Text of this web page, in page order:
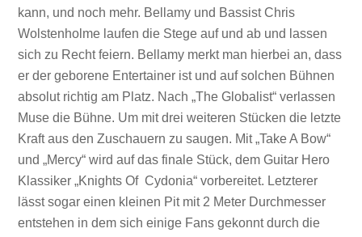
kann, und noch mehr. Bellamy und Bassist Chris
Wolstenholme laufen die Stege auf und ab und lassen
sich zu Recht feiern. Bellamy merkt man hierbei an, dass
er der geborene Entertainer ist und auf solchen Bühnen
absolut richtig am Platz. Nach „The Globalist“ verlassen
Muse die Bühne. Um mit drei weiteren Stücken die letzte
Kraft aus den Zuschauern zu saugen. Mit „Take A Bow“
und „Mercy“ wird auf das finale Stück, dem Guitar Hero
Klassiker „Knights Of Cydonia“ vorbereitet. Letzterer
lässt sogar einen kleinen Pit mit 2 Meter Durchmesser
entstehen in dem sich einige Fans gekonnt durch die